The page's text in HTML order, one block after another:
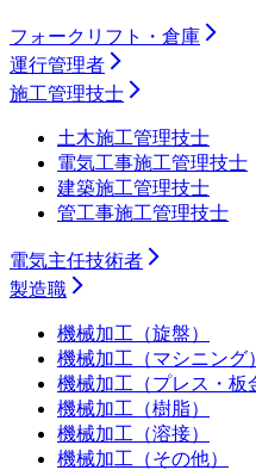
フォークリフト・倉庫
運行管理者
施工管理技士
土木施工管理技士
電気工事施工管理技士
建築施工管理技士
管工事施工管理技士
電気主任技術者
製造職
機械加工（旋盤）
機械加工（マシニング）
機械加工（プレス・板
機械加工（樹脂）
機械加工（溶接）
機械加工（その他）